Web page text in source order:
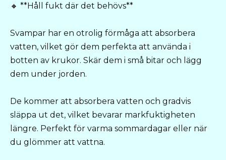
🔸 **Håll fukt där det behövs**
Svampar har en otrolig förmåga att absorbera
vatten, vilket gör dem perfekta att använda i
botten av krukor. Skär dem i små bitar och lägg
dem under jorden.
De kommer att absorbera vatten och gradvis
släppa ut det, vilket bevarar markfuktigheten
längre. Perfekt för varma sommardagar eller när
du glömmer att vattna.